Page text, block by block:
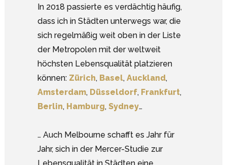
In 2018 passierte es verdächtig häufig,
dass ich in Städten unterwegs war, die
sich regelmäßig weit oben in der Liste
der Metropolen mit der weltweit
höchsten Lebensqualität platzieren
können: Zürich, Basel, Auckland,
Amsterdam, Düsseldorf, Frankfurt,
Berlin, Hamburg, Sydney…
… Auch Melbourne schafft es Jahr für
Jahr, sich in der Mercer-Studie zur
Lebensqualität in Städten eine